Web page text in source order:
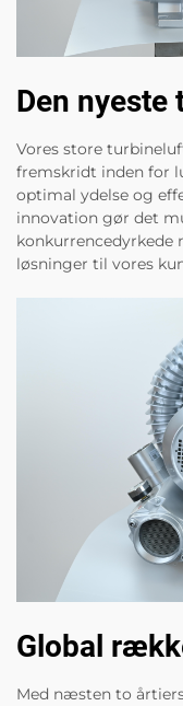
Den nyeste
Vores store
fremskridt inden for
optimal ydelse og
innovation gør det
konkurrencedyrkede
løsninger til vores
Global
Med næsten to